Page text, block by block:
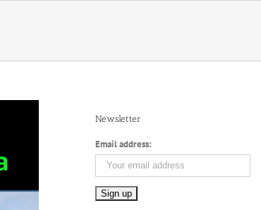
Newsletter
Email address: